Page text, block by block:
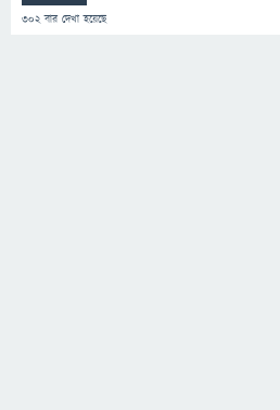
302বার দেখা হয়েছে